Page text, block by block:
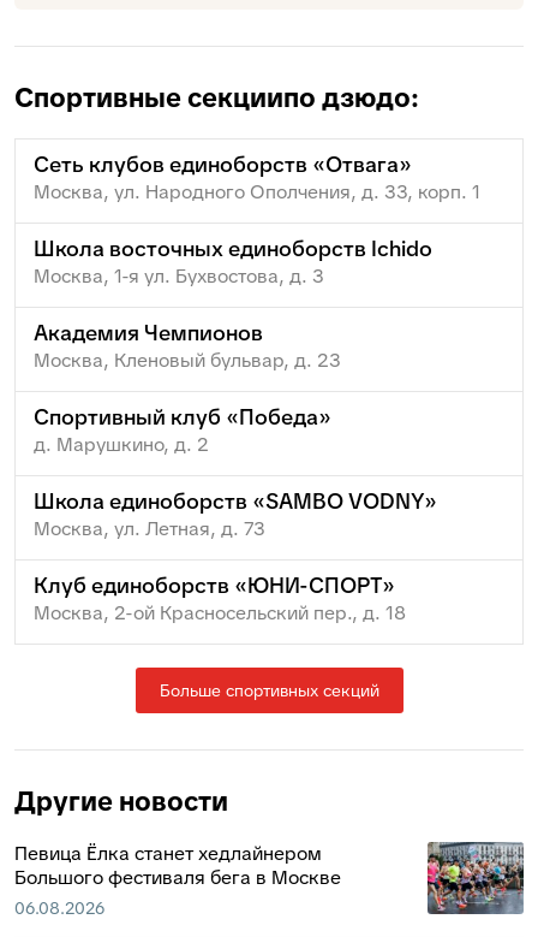
Спортивные секциипо дзюдо:
Сеть клубов единоборств «Отвага»
Москва, ул. Народного Ополчения, д. 33, корп. 1
Школа восточных единоборств Ichido
Москва, 1-я ул. Бухвостова, д. 3
Академия Чемпионов
Москва, Кленовый бульвар, д. 23
Спортивный клуб «Победа»
д. Марушкино, д. 2
Школа единоборств «SAMBO VODNY»
Москва, ул. Летная, д. 73
Клуб единоборств «ЮНИ-СПОРТ»
Москва, 2-ой Красносельский пер., д. 18
Больше спортивных секций
Другие новости
Певица Ёлка станет хедлайнером
Большого фестиваля бега в Москве
06.08.2026